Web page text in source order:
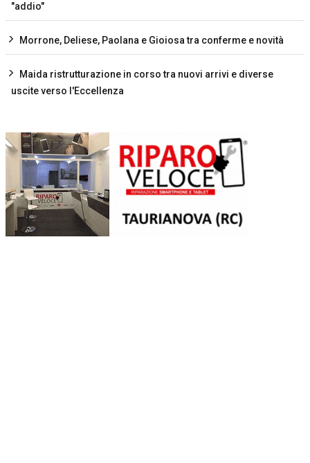
"addio"
Morrone, Deliese, Paolana e Gioiosa tra conferme e novità
Maida ristrutturazione in corso tra nuovi arrivi e diverse
uscite verso l'Eccellenza